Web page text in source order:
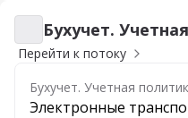
Бухучет. Учетная политика
Бухучет.
Перейти к потоку
Бухучет. Учетная
Электронные